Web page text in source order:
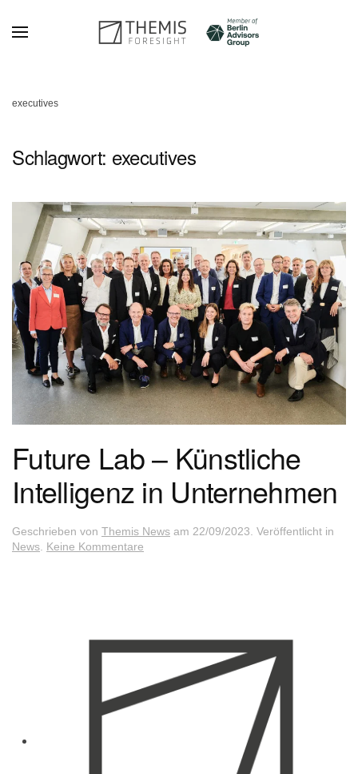
Zum Hauptinhalt springen
executives
Schlagwort: executives
Future Lab – Künstliche
Intelligenz in Unternehmen
Geschrieben von Themis News am 22/09/2023 . Veröffentlicht in
News Keine Kommentare
in
Unternehmen